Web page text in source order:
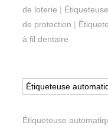
de loterie |
de protection |
à fil dentaire
Étiqueteuse
Étiqueteuse